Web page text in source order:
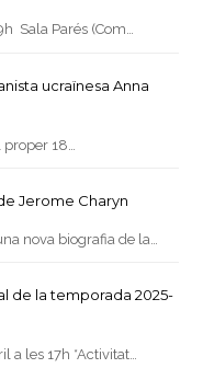
Sala Parés (Com…
ucraïnesa Anna
18…
Jerome Charyn
nova biografia de la…
de la temporada 2025-
a les 17h *Activitat…